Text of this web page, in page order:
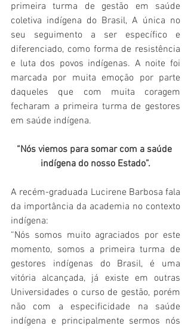
primeira turma de gestão em saúde
coletiva indígena do Brasil, A única no
seu seguimento a ser específico e
diferenciado, como forma de resistência
e luta dos povos indígenas. A noite foi
marcada por muita emoção por parte
daqueles que com muita coragem
fecharam a primeira turma de gestores
em saúde indígena.
“Nós viemos para somar com a saúde
indígena do nosso Estado”.
A recém-graduada Lucirene Barbosa fala
da importância da academia no contexto
indígena:
“Nós somos muito agraciados por este
momento, somos a primeira turma de
gestores indígenas do Brasil, é uma
vitória alcançada, já existe em outras
Universidades o curso de gestão, porém
não com a especificidade na saúde
indígena e principalmente sermos nós